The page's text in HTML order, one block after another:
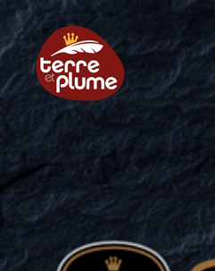
Skip
to
content